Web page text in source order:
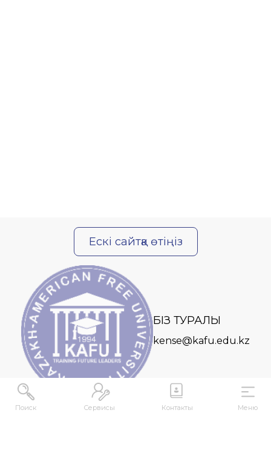
Поиск Сервисы Контакты Меню
Ескі сайтқа өтіңіз
БІЗ ТУРАЛЫ
kense@kafu.edu.kz